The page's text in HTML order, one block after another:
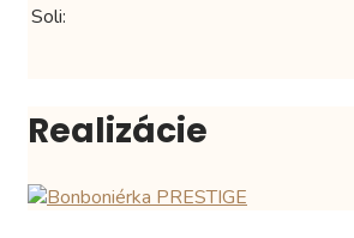
Soli:
Realizácie